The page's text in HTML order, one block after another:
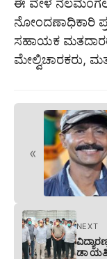
ಈ ವೇಳೆ ನೆಲಮಂಗಲ
ನೋಂದಣಾಧಿಕಾರಿ
ಸಹಾಯಕ
ಮೇಲ್ವಿಚಾರಕರು,
«
NEXT
ಡಾ